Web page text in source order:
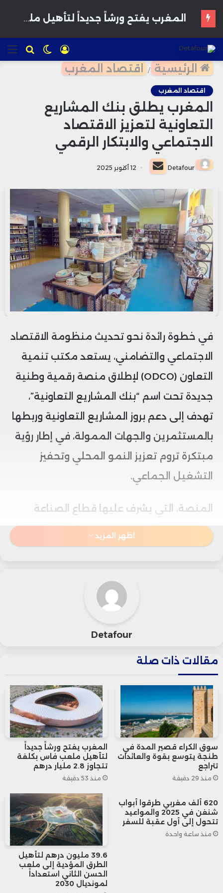
للبحث الوضع
المظلم
تسجيل
الدخول
الرئيسية / اقتصاد المغرب
اقتصاد المغرب
المغرب يطلق بنك المشاريع
التعاونية لتعزيز الاقتصاد
الاجتماعي والابتكار الرقمي
Detafour
أرسل
بريدا
إلكترونيا
12 أكتوبر 2025
في خطوة رائدة نحو تحديث منظومة الاقتصاد
الاجتماعي والتضامني، يستعد مكتب تنمية
التعاون (ODCO) لإطلاق منصة رقمية وطنية
جديدة تحت اسم “بنك المشاريع التعاونية”،
تهدف إلى دعم بروز المشاريع التعاونية وربطها
بالمستثمرين والجهات الممولة، في إطار رؤية
مبتكرة تروم تعزيز النمو المحلي وتحفيز
التشغيل الجماعي.
المنصة، التي يشرف عليها قطاع الصناعة
التقليدية والاقتصاد الاجتماعي والتضامني،
تمثل نقلة نوعية في طريقة مرافقة
تفاعلي بين أصحاب الأفكار والمستثمرين
والمؤسسات الداعمة، مما يسهل تحويل
المبادرات المحلية إلى مشاريع واقعية ذات أثر
على الصعيد الوطني، إمكانية استعراض مئات
المشاريع التعاونية المصنفة حسب الجهات
والقطاعات الاقتصادية، مما سيسمح بتوجيه
الاستثمارات نحو المجالات ذات الإمكانات
العالية في خلق القيمة المضافة وفرص
العمل، لا سيما في المناطق القروية والجبلية.
يرى مكتب تنمية التعاون أن القطاع التعاوني
بات اليوم أحد المحركات الأساسية للتنمية
الشاملة، خاصة في العالم القروي، حيث يساهم
اظهر المزيد
Detafour
مقالات ذات صلة
سوق الكراء قصير المدة في
طنجة يتوسع بقوة والعائدات
تتراجع
منذ 29 دقيقة
المغرب يفتح ورشاً جديداً
لتأهيل ملعب فاس بكلفة
تتجاوز 2.8 مليار درهم
منذ 53 دقيقة
620 ألف مغربي طرقوا أبواب
شنغن في 2025 والمواعيد
تتحول إلى أول عقبة للسفر
منذ ساعة واحدة
39.6 مليون درهم لتأهيل
الطرق المؤدية إلى ملعب
الحسن الثاني استعداداً
لمونديال 2030